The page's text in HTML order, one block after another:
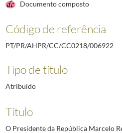
Documento composto
Código de referência
PT/PR/AHPR/CC/CC0218/006922
Tipo de título
Atribuído
Título
O Presidente da República Marcelo